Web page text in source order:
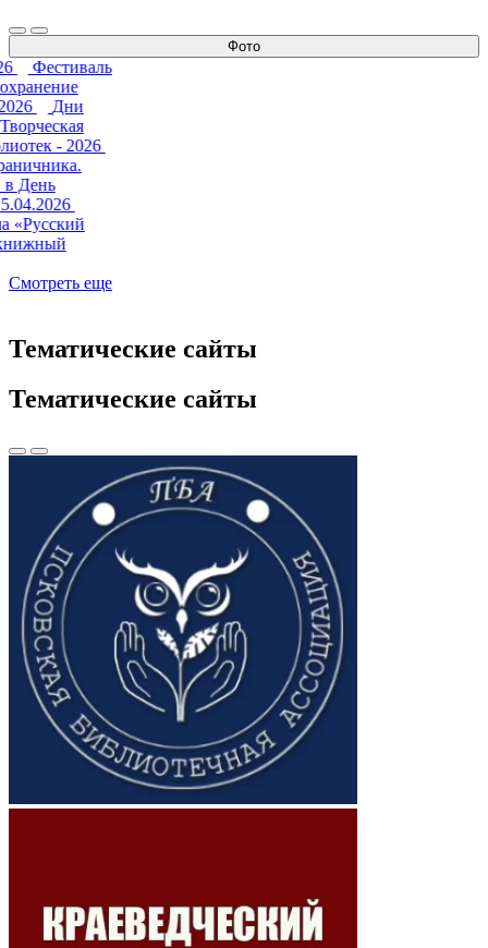
Фото
Фестиваль
Дни
- 2026
в День
«Русский
Смотреть еще
Тематические сайты
Тематические сайты